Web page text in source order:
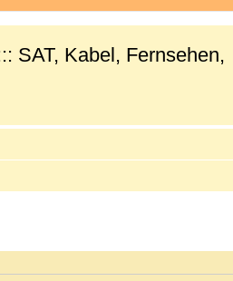
SAT, Kabel, Fernsehen,